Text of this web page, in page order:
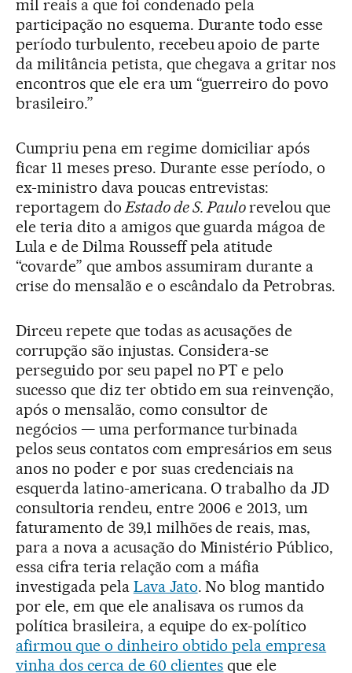
mil reais a que foi condenado pela
participação no esquema. Durante todo esse
período turbulento, recebeu apoio de parte
da militância petista, que chegava a gritar nos
encontros que ele era um “guerreiro do povo
brasileiro.”
Cumpriu pena em regime domiciliar após
ficar 11 meses preso. Durante esse período, o
ex-ministro dava poucas entrevistas:
reportagem doEstado de S. Paulorevelou que
ele teria dito a amigos que guarda mágoa de
Lula e de Dilma Rousseff pela atitude
“covarde” que ambos assumiram durante a
crise do mensalão e o escândalo da Petrobras.
Dirceu repete que todas as acusações de
corrupção são injustas. Considera-se
perseguido por seu papel no PT e pelo
sucesso que diz ter obtido em sua reinvenção,
após o mensalão, como consultor de
negócios — uma performance turbinada
pelos seus contatos com empresários em seus
anos no poder e por suas credenciais na
esquerda latino-americana. O trabalho da JD
consultoria rendeu, entre 2006 e 2013, um
faturamento de 39,1 milhões de reais, mas,
para a nova a acusação do Ministério Público,
essa cifra teria relação com a máfia
investigada pela Lava Jato. No blog mantido
por ele, em que ele analisava os rumos da
política brasileira, a equipe do ex-político
afirmou que o dinheiro obtido pela empresa
vinha dos cerca de 60 clientes que ele